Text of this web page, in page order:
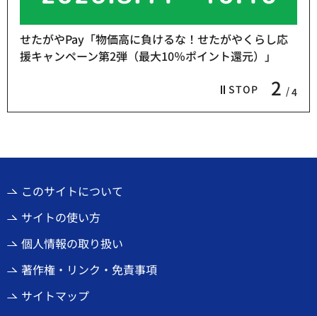
STOP 2 4
せたがやPay「物価高に負けるな！せたがやくらし応
援キャンペーン第2弾（最大10％ポイント還元）」
このサイトについて
サイトの使い方
個人情報の取り扱い
著作権・リンク・免責事項
サイトマップ